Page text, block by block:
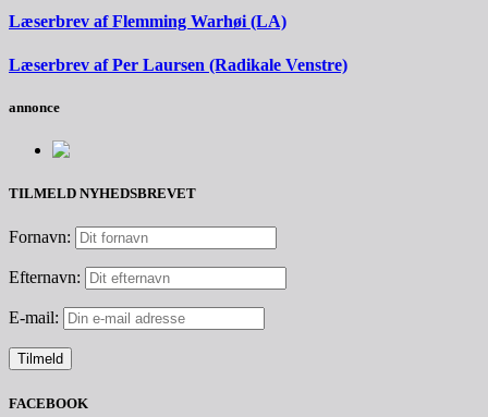
Læserbrev af Flemming Warhøi (LA)
Læserbrev af Per Laursen (Radikale Venstre)
annonce
TILMELD NYHEDSBREVET
Fornavn:
Efternavn:
E-mail:
FACEBOOK